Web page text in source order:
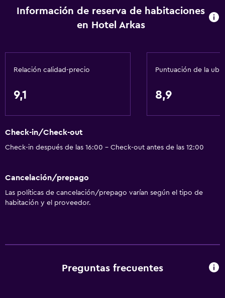
Información de reserva de habitaciones
en Hotel Arkas
Relación calidad-precio
9,1
Puntuación de la
8,9
Check-in/Check-out
Check-in después de las 16:00 - Check-out antes de las 12:00
Cancelación/prepago
Las políticas de cancelación/prepago varían según el tipo de
habitación y el proveedor.
Preguntas frecuentes